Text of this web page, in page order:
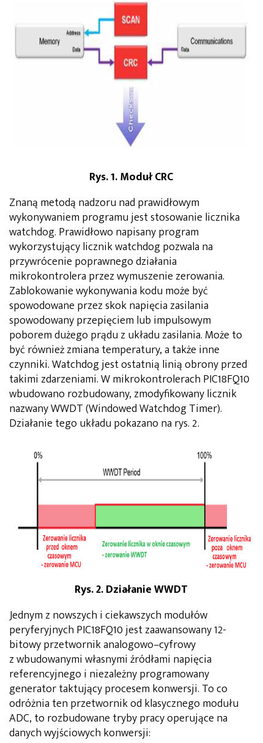
Rys. 1. Moduł CRC
Znaną metodą nadzoru nad prawidłowym
wykonywaniem programu jest stosowanie licznika
watchdog. Prawidłowo napisany program
wykorzystujący licznik watchdog pozwala na
przywrócenie poprawnego działania
mikrokontrolera przez wymuszenie zerowania.
Zablokowanie wykonywania kodu może być
spowodowane przez skok napięcia zasilania
spowodowany przepięciem lub impulsowym
poborem dużego prądu z układu zasilania. Może to
być również zmiana temperatury, a także inne
czynniki. Watchdog jest ostatnią linią obrony przed
takimi zdarzeniami. W mikrokontrolerach PIC18FQ10
wbudowano rozbudowany, zmodyfikowany licznik
nazwany WWDT (Windowed Watchdog Timer).
Działanie tego układu pokazano na rys. 2.
Rys. 2. Działanie WWDT
Jednym z nowszych i ciekawszych modułów
peryferyjnych PIC18FQ10 jest zaawansowany 12-
bitowy przetwornik analogowo–cyfrowy
z wbudowanymi własnymi źródłami napięcia
referencyjnego i niezależny programowany
generator taktujący procesem konwersji. To co
odróżnia ten przetwornik od klasycznego modułu
ADC, to rozbudowane tryby pracy operujące na
danych wyjściowych konwersji: